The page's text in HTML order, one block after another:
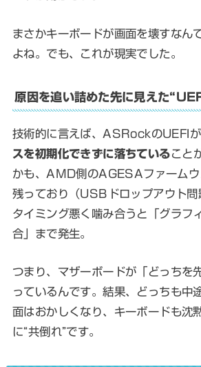
まさかキーボードが画面を壊すなん
よね。でも、これが現実でした。
原因を追い詰めた先に見えた
技術的に言えば、ASRockのUEFIが
スを初期化できずに落ちていること
かも、AMD側のAGESAファームウ
残っており（USBドロップアウト
タイミング悪く噛み合うと「グラフ
合」まで発生。
つまり、マザーボードが「どっちを
っているんです。結果、どっちも中
面はおかしくなり、キーボードも
に“共倒れ”です。